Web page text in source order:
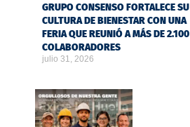
GRUPO CONSENSO FORTALECE SU
CULTURA DE BIENESTAR CON UNA
FERIA QUE REUNIÓ A MÁS DE 2.100
COLABORADORES
julio 31, 2026